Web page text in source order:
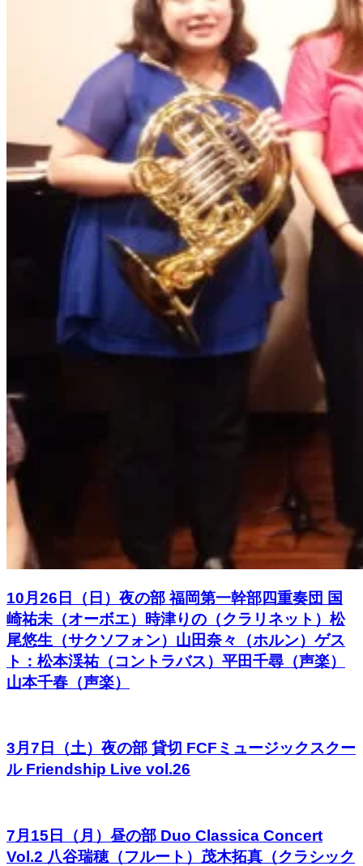
10月26日（日）夜の部 福岡第一幹部四重奏団 国
崎祐未（オーボエ）時津りの（クラリネット）松
尾悠生（サクソフォン）山田奈々（ホルン）ゲス
ト：松本渓祐（コントラバス）平田千尋（声楽）
山本千春（声楽）
3月7日（土）夜の部 貸切 FCFミュージックスクー
ル Friendship Live vol.26
7月15日（月）昼の部 Duo Classica Concert
Vol.2 八谷瑞穂（フルート）茂木拓真（クラシック